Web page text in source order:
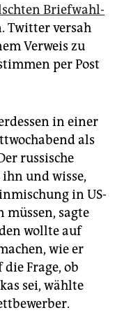
Briefwahl-
Twitter versah
Verweis zu
per Post
in einer
als
russische
und wisse,
in US-
müssen, sagte
wollte auf
wie er
Frage, ob
sei, wählte